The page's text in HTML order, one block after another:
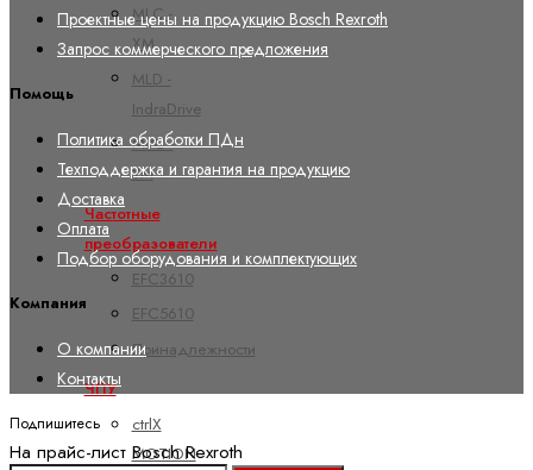
MLC -
XM
MLD -
IndraDrive
MPC -
YM
Частотные
преобразователи
EFC3610
EFC5610
Принадлежности
ЧПУ
ctrlX
MOTION
Проектные цены на продукцию Bosch Rexroth
Запрос коммерческого предложения
Помощь
Политика обработки ПДн
Техподдержка и гарантия на продукцию
Доставка
Оплата
Подбор оборудования и комплектующих
Компания
О компании
Контакты
Подпишитесь
На прайс-лист Bosch Rexroth